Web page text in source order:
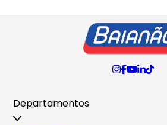
Departamentos